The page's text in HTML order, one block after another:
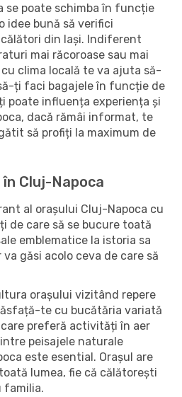
se poate schimba în funcție
idee bună să verifici
din Iași. Indiferent
mai răcoroase sau mai
clima locală te va ajuta să-
ți faci bagajele în funcție de
poate influența experiența și
dacă rămâi informat, te
să profiți la maximum de
Cluj-Napoca
al orașului Cluj-Napoca cu
de care să se bucure toată
emblematice la istoria sa
găsi acolo ceva de care să
orașului vizitând repere
te cu bucătăria variată
preferă activități în aer
peisajele naturale
este esential. Orașul are
lumea, fie că călătorești
familia.